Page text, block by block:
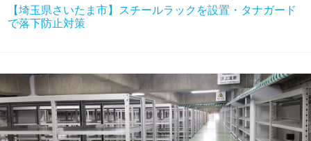
【埼玉県さいたま市】スチールラックを設置・タナガード
で落下防止対策